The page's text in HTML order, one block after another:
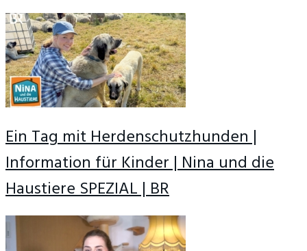
Ein Tag mit Herdenschutzhunden |
Information für Kinder | Nina und die
Haustiere SPEZIAL | BR